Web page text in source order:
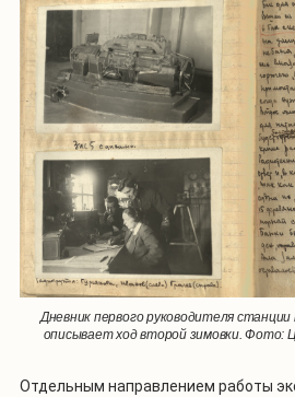
Дневник первого руководителя
описывает ход второй зимовки. Фото:
Отдельным направлением работы